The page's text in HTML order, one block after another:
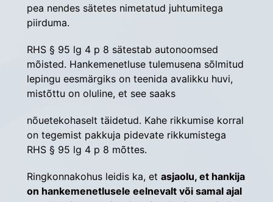
pea nendes sätetes nimetatud juhtumitega
piirduma.
RHS § 95 lg 4 p 8 sätestab autonoomsed
mõisted. Hankemenetluse tulemusena sõlmitud
lepingu eesmärgiks on teenida avalikku huvi,
mistõttu on oluline, et see saaks
nõuetekohaselt täidetud. Kahe rikkumise korral
on tegemist pakkuja pidevate rikkumistega
RHS § 95 lg 4 p 8 mõttes.
Ringkonnakohus leidis ka, et asjaolu, et hankija
on hankemenetlusele eelnevalt või samal ajal